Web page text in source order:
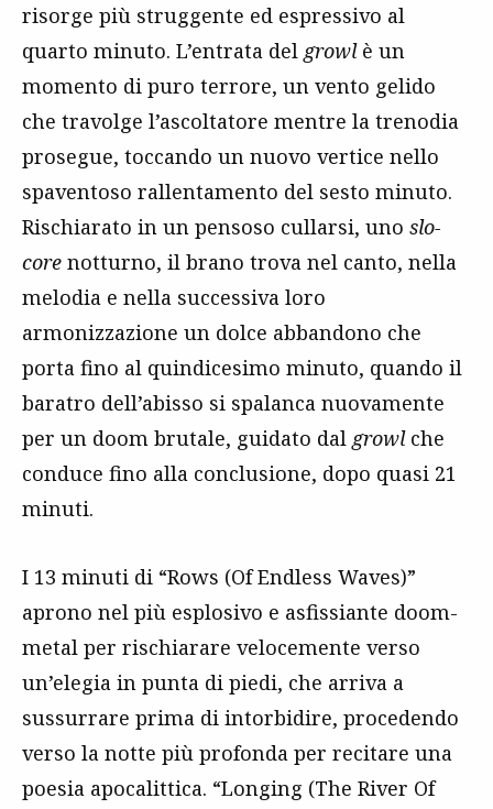
risorge più struggente ed espressivo al
quarto minuto. L’entrata del growlè un
momento di puro terrore, un vento gelido
che travolge l’ascoltatore mentre la trenodia
prosegue, toccando un nuovo vertice nello
spaventoso rallentamento del sesto minuto.
Rischiarato in un pensoso cullarsi, uno slo-
core notturno, il brano trova nel canto, nella
melodia e nella successiva loro
armonizzazione un dolce abbandono che
porta fino al quindicesimo minuto, quando il
baratro dell’abisso si spalanca nuovamente
per un doom brutale, guidato dal growlche
conduce fino alla conclusione, dopo quasi 21
minuti.
I 13 minuti di “Rows (Of Endless Waves)”
aprono nel più esplosivo e asfissiante doom-
metal per rischiarare velocemente verso
un’elegia in punta di piedi, che arriva a
sussurrare prima di intorbidire, procedendo
verso la notte più profonda per recitare una
poesia apocalittica. “Longing (The River Of